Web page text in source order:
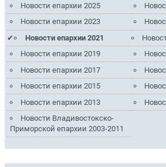
Новости епархии 2025
Новости епархии 2023
Новости епархии 2021
Новости епархии 2019
Новости епархии 2017
Новости епархии 2015
Новости епархии 2013
Новости Владивостокско-
Приморской епархии 2003-2011